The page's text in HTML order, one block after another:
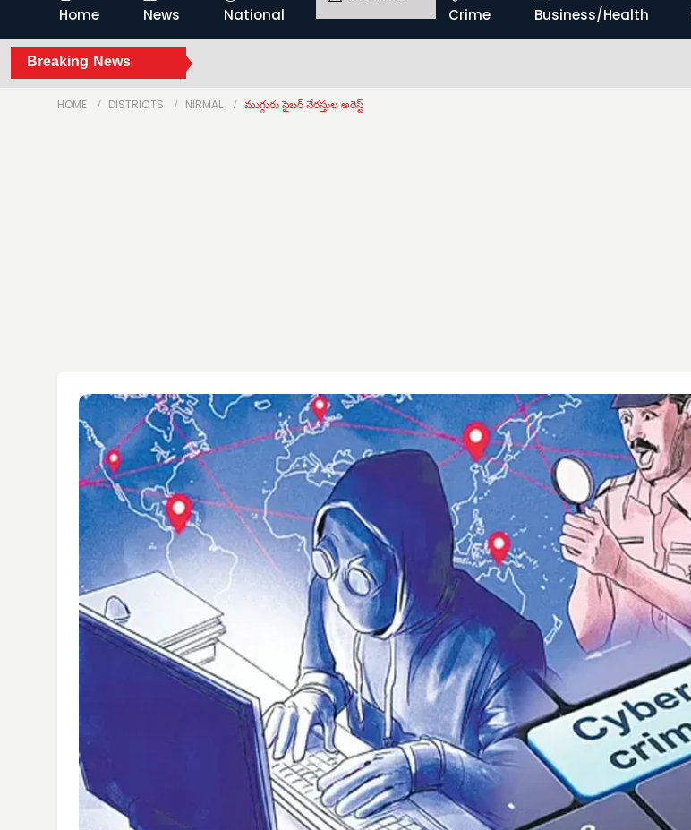
Home News National
Crime
Business/Health
Breaking News
HOME DISTRICTS NIRMAL ముగ్గురు సైబర్ నేరస్తుల అరెస్ట్